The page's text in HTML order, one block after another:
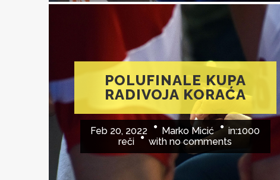
POLUFINALE KUPA
RADIVOJA KORAĆA
Feb 20, 2022 Marko Micić in:1000
reči
withno comments